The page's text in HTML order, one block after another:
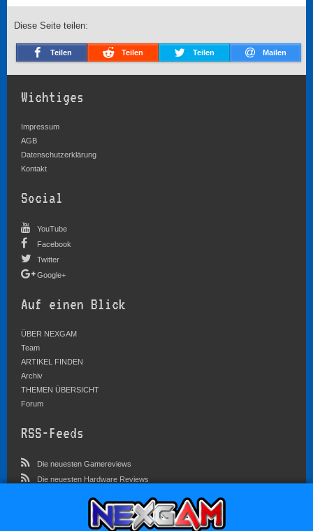
Diese Seite teilen:
Teilen Teilen Teilen Mailen
Wichtiges
Impressum
AGB
Datenschutzerklärung
Kontakt
Social
YouTube
Facebook
Twitter
Google+
Auf einen Blick
ÜBER NEXGAM
Team
ARTIKEL FINDEN
Archiv
THEMEN ÜBERSICHT
Forum
RSS-Feeds
Die neuesten Gamereviews
Die neuesten Hardware Reviews